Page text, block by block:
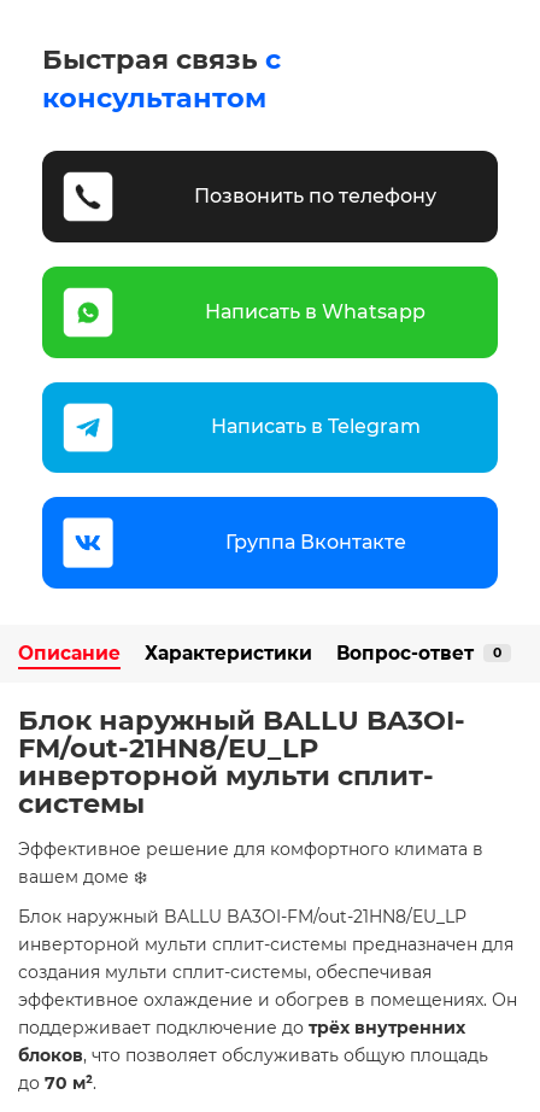
Быстрая связь с
консультантом
Позвонить по телефону
Написать в Whatsapp
Написать в Telegram
Группа Вконтакте
Описание Характеристики Вопрос-ответ 0
Блок наружный BALLU BA3OI-
FM/out-21HN8/EU_LP
инверторной мульти сплит-
системы
​Эффективное решение для комфортного климата в
вашем доме ❄️
Блок наружный BALLU BA3OI-FM/out-21HN8/EU_LP
инверторной мульти сплит-системы предназначен для
создания мульти сплит-системы, обеспечивая
эффективное охлаждение и обогрев в помещениях. Он
поддерживает подключение до трёх внутренних
блоков, что позволяет обслуживать общую площадь
до 70 м². ​